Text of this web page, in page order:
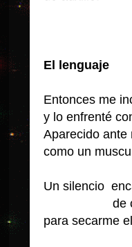
El lenguaje
Entonces me
y lo enfrenté
Aparecido ante
como un
Un silencio
de
para secarme